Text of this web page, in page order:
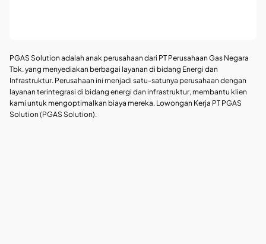
PGAS Solution adalah anak perusahaan dari PT Perusahaan Gas Negara
Tbk. yang menyediakan berbagai layanan di bidang Energi dan
Infrastruktur. Perusahaan ini menjadi satu-satunya perusahaan dengan
layanan terintegrasi di bidang energi dan infrastruktur, membantu klien
kami untuk mengoptimalkan biaya mereka. Lowongan Kerja PT PGAS
Solution (PGAS Solution).